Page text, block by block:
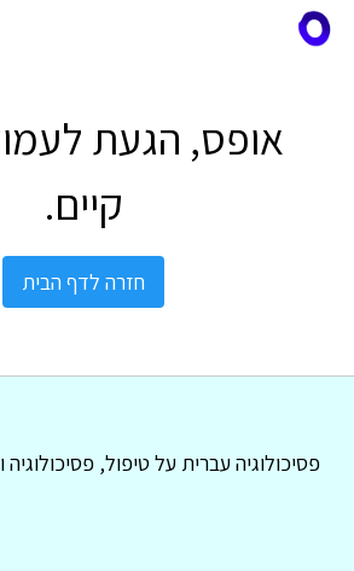
אופס, הגעת
קיים.
חזרה לדף הבית
פסיכולוגיה עברית על טיפול, פסיכולוגיה